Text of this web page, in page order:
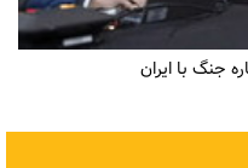
جنگ با ایران